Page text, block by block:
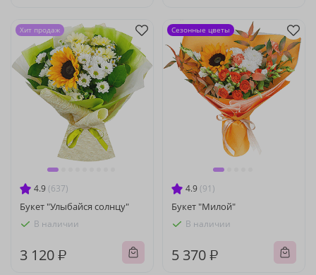
4.9 (637)
Букет "Улыбайся солнцу"
В наличии
3 120 ₽
Хит продаж
4.9 (91)
Букет "Милой"
В наличии
5 370 ₽
Сезонные цветы